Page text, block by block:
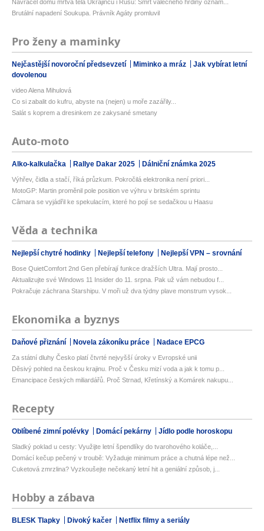
Navracel domů mrtvá těla Ukrajinců i Rusů: Smrt válečného hrdiny oznám...
Brutální napadení Soukupa. Právník Agáty promluvil
Pro ženy a maminky
Nejčastější novoroční předsevzetí Miminko a mráz
Jak vybírat letní
dovolenou
video Alena Mihulová
Co si zabalit do kufru, abyste na (nejen) u moře zazářily...
Salát s koprem a dresinkem ze zakysané smetany
Auto-moto
Alko-kalkulačka Rallye Dakar 2025 Dálniční známka 2025
Výhřev, čidla a stačí, říká průzkum. Pokročilá elektronika není priori...
MotoGP: Martin proměnil pole position ve výhru v britském sprintu
Câmara se vyjádřil ke spekulacím, které ho pojí se sedačkou u Haasu
Věda a technika
Nejlepší chytré hodinky Nejlepší telefony Nejlepší VPN – srovnání
Bose QuietComfort 2nd Gen přebírají funkce dražších Ultra. Mají prosto...
Aktualizujte své Windows 11 Insider do 11. srpna. Pak už vám nebudou f...
Pokračuje záchrana Starshipu. V moři už dva týdny plave monstrum vysok...
Ekonomika a byznys
Daňové přiznání Novela zákoníku práce Nadace EPCG
Za státní dluhy Česko platí čtvrté nejvyšší úroky v Evropské unii
Děsivý pohled na českou krajinu. Proč v Česku mizí voda a jak k tomu p...
Emancipace českých miliardářů. Proč Strnad, Křetínský a Komárek nakupu...
Recepty
Oblíbené zimní polévky Domácí pekárny Jídlo podle horoskopu
Sladký poklad u cesty: Využijte letní špendlíky do tvarohového koláče,...
Domácí kečup pečený v troubě: Vyžaduje minimum práce a chutná lépe než...
Cuketová zmrzlina? Vyzkoušejte nečekaný letní hit a geniální způsob, j...
Hobby a zábava
BLESK Tlapky Divoký kačer Netflix filmy a seriály